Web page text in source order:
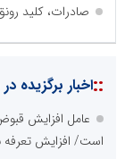
صادرات، کلید
::اخبار برگزیده
عامل افزایش
است/ افزایش تعرفه